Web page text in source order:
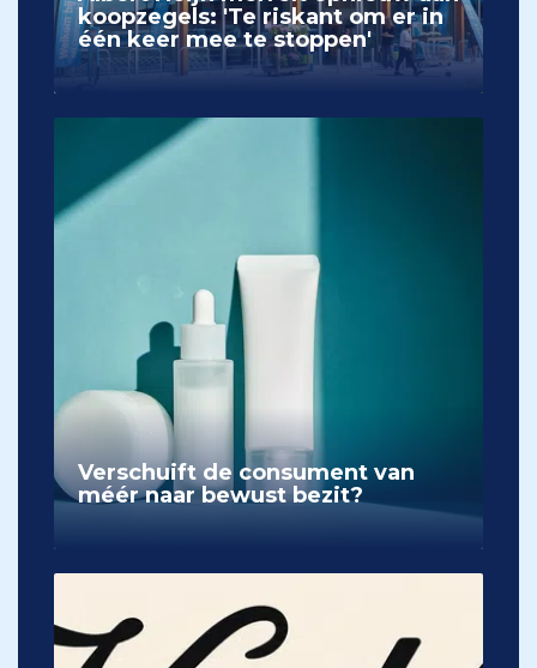
koopzegels: 'Te riskant om er in
één keer mee te stoppen'
Verschuift de consument van
méér naar bewust bezit?